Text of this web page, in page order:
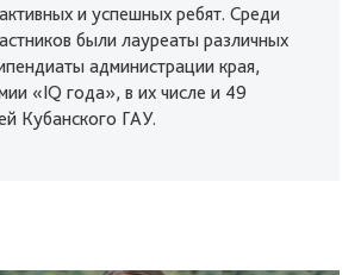
и успешных ребят. Среди
были лауреаты различных
администрации края,
«IQ года», в их числе и 49
Кубанского ГАУ.